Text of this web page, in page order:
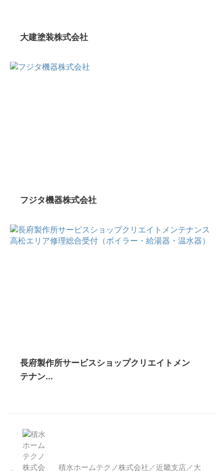
大建塗装株式会社
フジタ機器株式会社
長府製作所サービスショップクリエイトメン
テナン...
積水ホームテクノ株式会社／近畿支店／大